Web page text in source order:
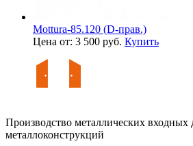
Mottura-85.120 (D-прав.)
Цена от: 3 500 руб. Купить
Производство металлических входных
металлоконструкций